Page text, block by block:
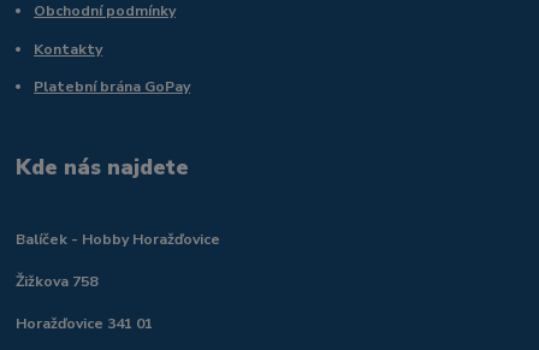
Obchodní podmínky
Kontakty
Platební brána GoPay
Kde nás najdete
Balíček - Hobby Horažďovice
Žižkova 758
Horažďovice 341 01